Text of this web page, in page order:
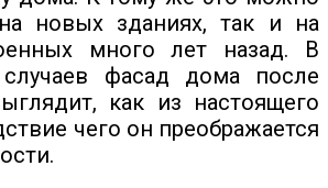
новых зданиях, так и на
много лет назад. В
фасад дома после
как из настоящего
чего он преображается